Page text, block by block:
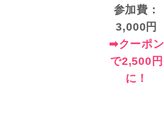
参加費：
3,000円
➡︎クーポン
で2,500円
に！